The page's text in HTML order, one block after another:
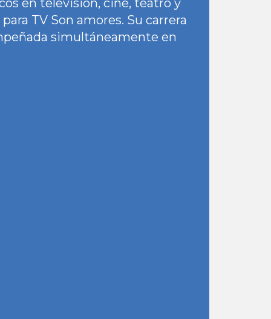
en televisión, cine, teatro y
TV Son amores. Su carrera
simultáneamente en